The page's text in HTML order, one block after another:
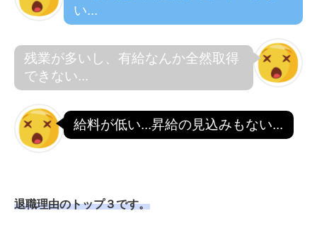
い...
残業が多いし、有給なんか全然取得
できない...
給料が低い...昇給の見込みもない...
退職理由のトップ３です。